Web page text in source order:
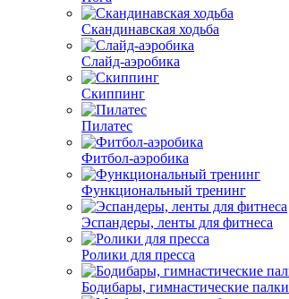
Скандинавская ходьба
Слайд-аэробика
Скиппинг
Пилатес
Фитбол-аэробика
Функциональный тренинг
Эспандеры, ленты для фитнеса
Ролики для пресса
Бодибары, гимнастические палки